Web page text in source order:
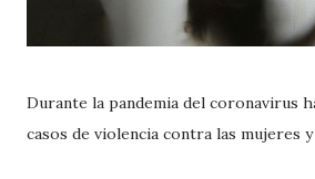
Durante la pandemia del coronavirus
casos de violencia contra las mujeres y